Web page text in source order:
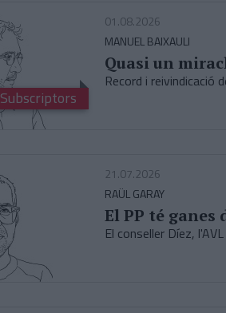
Subscriptors
01.08.2026
MANUEL BAIXAULI
Quasi un
Record i reivindicació
21.07.2026
RAÜL GARAY
El PP té
El conseller Díez,